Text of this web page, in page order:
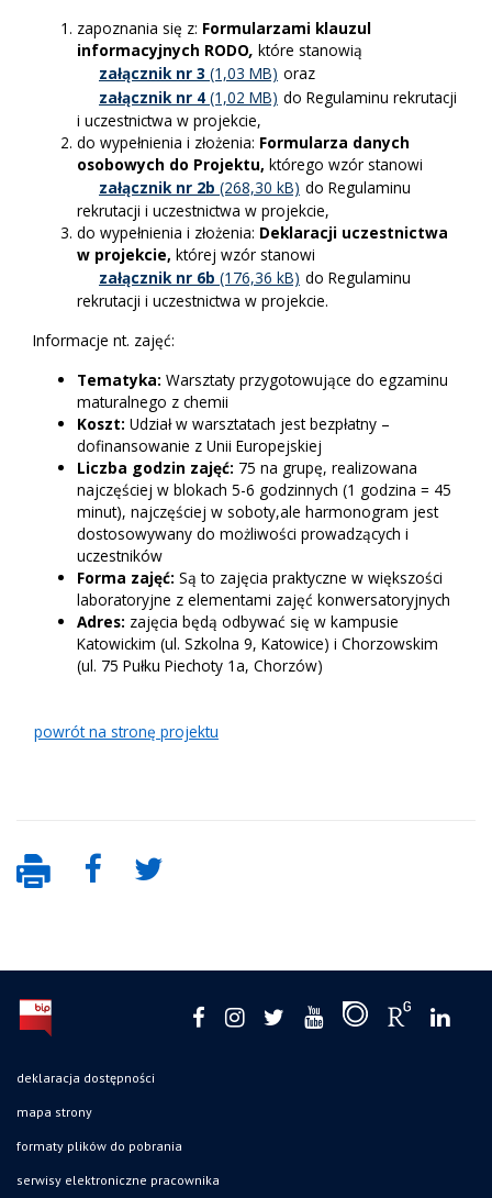
zapoznania się z: Formularzami klauzul
informacyjnych RODO, które stanowią
załącznik nr 3
oraz
załącznik nr 4
do Regulaminu rekrutacji
i uczestnictwa w projekcie,
do wypełnienia i złożenia: Formularza danych
osobowych do Projektu, którego wzór stanowi
załącznik nr 2b
do Regulaminu
rekrutacji i uczestnictwa w projekcie,
do wypełnienia i złożenia: Deklaracji uczestnictwa
w projekcie, której wzór stanowi
załącznik nr 6b
do Regulaminu
rekrutacji i uczestnictwa w projekcie.
Informacje nt. zajęć:
Tematyka: Warsztaty przygotowujące do egzaminu
maturalnego z chemii
Koszt: Udział w warsztatach jest bezpłatny –
dofinansowanie z Unii Europejskiej
Liczba godzin zajęć: 75 na grupę, realizowana
najczęściej w blokach 5-6 godzinnych (1 godzina = 45
minut), najczęściej w soboty,ale harmonogram jest
dostosowywany do możliwości prowadzących i
uczestników
Forma zajęć: Są to zajęcia praktyczne w większości
laboratoryjne z elementami zajęć konwersatoryjnych
Adres: zajęcia będą odbywać się w kampusie
Katowickim (ul. Szkolna 9, Katowice) i Chorzowskim
(ul. 75 Pułku Piechoty 1a, Chorzów)
powrót na stronę projektu
deklaracja dostępności
mapa strony
formaty plików do pobrania
serwisy elektroniczne pracownika